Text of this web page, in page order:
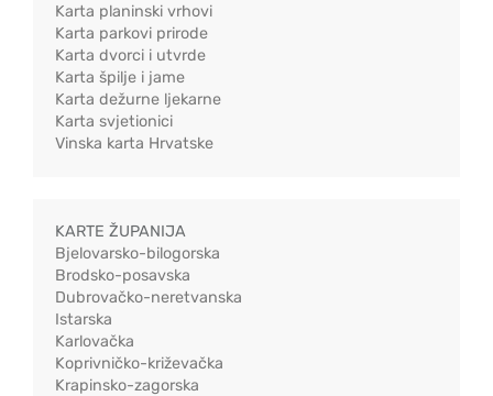
Karta planinski vrhovi
Karta parkovi prirode
Karta dvorci i utvrde
Karta špilje i jame
Karta dežurne ljekarne
Karta svjetionici
Vinska karta Hrvatske
KARTE ŽUPANIJA
Bjelovarsko-bilogorska
Brodsko-posavska
Dubrovačko-neretvanska
Istarska
Karlovačka
Koprivničko-križevačka
Krapinsko-zagorska